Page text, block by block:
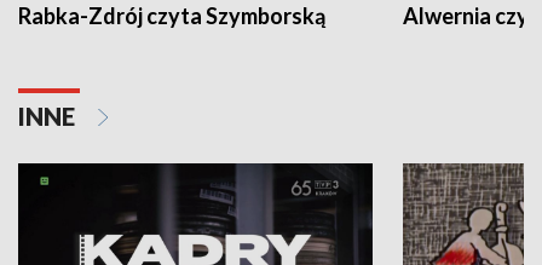
Rabka-Zdrój czyta Szymborską Alwernia
INNE